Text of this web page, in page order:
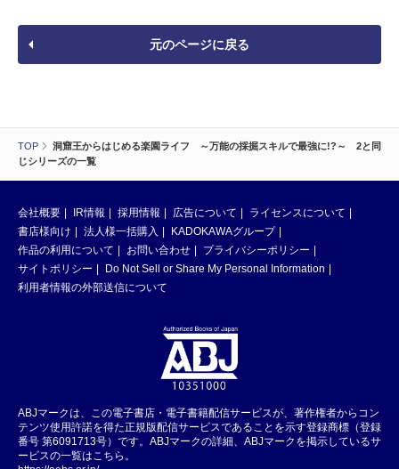
TOP
洞窟王からはじめる楽園ライフ ～万能の採掘スキルで最強に!?～ 2と同
じシリーズの一覧
元のページに戻る
会社概要 IR情報 採用情報 広告について
ライセンスについて
書店様向け
法人様一括購入
KADOKAWAグループ
作品の利用について
お問い合わせ
プライバシーポリシー
サイトポリシー
Do Not Sell or Share My Personal Information
利用者情報の外部送信について
ABJマークは、この電子書店・電子書籍配信サービスが、著作権者からコン
テンツ使用許諾を得た正規版配信サービスであることを示す登録商標（登録
番号 第6091713号）です。ABJマークの詳細、ABJマークを掲示しているサ
ービスの一覧はこちら。